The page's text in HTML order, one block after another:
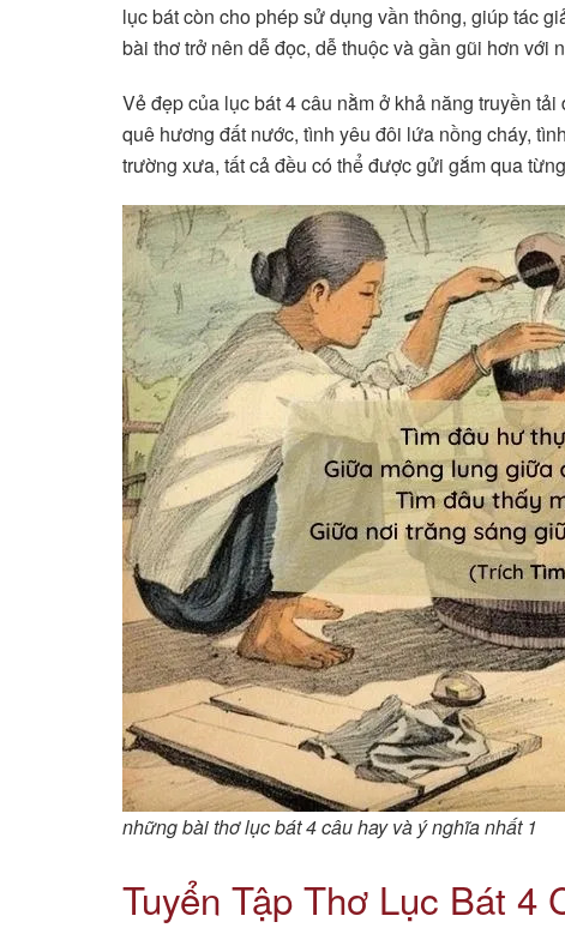
lục bát còn cho phép sử dụng vần thông, giúp tác
bài thơ trở nên dễ đọc, dễ thuộc và gần gũi hơn với
Vẻ đẹp của lục bát 4 câu nằm ở khả năng truyền
quê hương đất nước, tình yêu đôi lứa nồng cháy,
trường xưa, tất cả đều có thể được gửi gắm qua
những bài thơ lục bát 4 câu hay và ý nghĩa nhất 1
Tuyển Tập Thơ Lục Bát 4